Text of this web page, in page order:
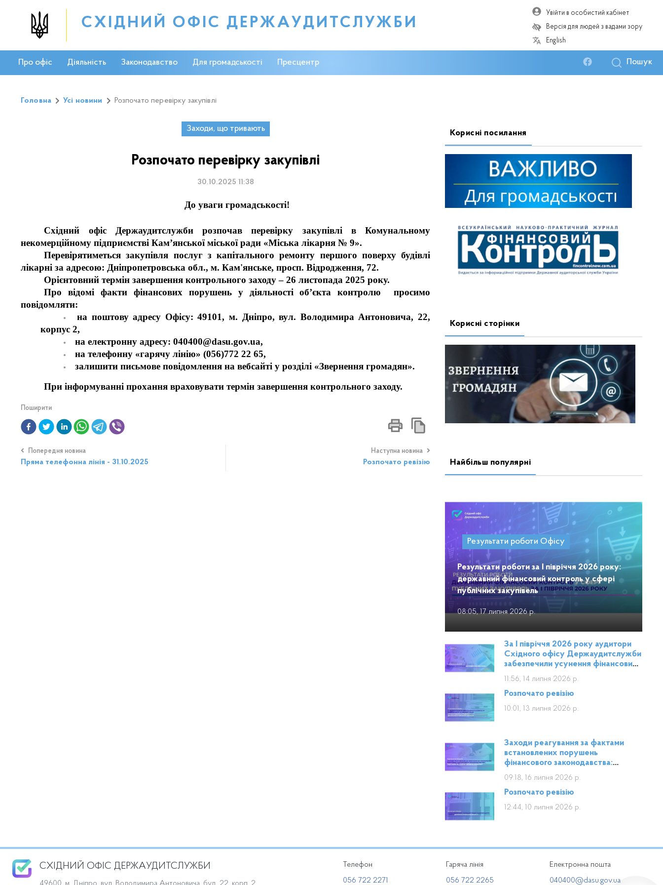
СХІДНИЙ ОФІС ДЕРЖАУДИТСЛУЖБИ
Увійти в особистий кабінет
Версія для людей з вадами зору
English
Про офіс Діяльність Законодавство Для громадськості Пресцентр Пошук
Головна Усі новини Розпочато перевірку закупівлі
Заходи, що тривають
Розпочато перевірку закупівлі
30.10.2025 11:38
До уваги громадськості!
Східний офіс Держаудитслужби розпочав перевірку закупівлі в Комунальному
некомерційному підприємстві Кам’янської міської ради «Міська лікарня № 9».
Перевірятиметься закупівля послуг з капітального ремонту першого поверху будівлі
лікарні за адресою: Дніпропетровська обл., м. Кам'янське, просп. Відродження, 72.
Орієнтовний термін завершення контрольного заходу – 26 листопада 2025 року.
Про відомі факти фінансових порушень у діяльності об’єкта контролю просимо
повідомляти:
на поштову адресу Офісу: 49101, м. Дніпро, вул. Володимира Антоновича, 22,
корпус 2,
на електронну адресу: 040400@dasu.gov.ua,
на телефонну «гарячу лінію» (056)772 22 65,
залишити письмове повідомлення на вебсайті у розділі «Звернення громадян».
При інформуванні прохання враховувати термін завершення контрольного заходу.
Поширити
Попередня новина
Пряма телефонна лінія - 31.10.2025
Наступна новина
Розпочато ревізію
Корисні посилання
Корисні сторінки
Найбільш популярні
Результати роботи Офісу
Результати роботи за І півріччя 2026 року:
державний фінансовий контроль у сфері
публічних закупівель
08:05, 17 липня 2026 р.
За І півріччя 2026 року аудитори
Східного офісу Держаудитслужби
забезпечили усунення фінансових
порушень на майже 1,8 млрд грн
11:56, 14 липня 2026 р.
Розпочато ревізію
10:01, 13 липня 2026 р.
Заходи реагування за фактами
встановлених порушень
фінансового законодавства:
підсумки за січень–червень 2026
року
09:18, 16 липня 2026 р.
Розпочато ревізію
12:44, 10 липня 2026 р.
СХІДНИЙ ОФІС ДЕРЖАУДИТСЛУЖБИ
Телефон
056 722 2271
Гаряча лінія
056 722 2265
Електронна пошта
040400@dasu.gov.ua